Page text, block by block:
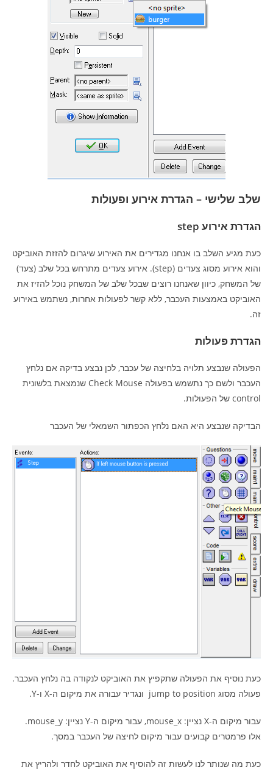
שלב שלישי – הגדרת אירוע ופעולות
הגדרת אירוע step
כעת מגיע השלב בו אנחנו מגדירים את האירוע שיגרום להזזת האוביקט
והוא אירוע מסוג צעדים (step). אירוע צעדים מתרחש בכל שלב (צעד)
של המשחק, כיוון שאנחנו רוצים שבכל שלב של המשחק נוכל להזיז את
האוביקט באמצעות העכבר, ללא קשר לפעולות אחרות, נשתמש באירוע
זה.
הגדרת פעולות
הפעולה שנבצע תלויה בלחיצה של עכבר, לכן נבצע בדיקה אם נלחץ
העכבר ולשם כך נתשמש בפעולה Check Mouse שנמצאת בלשונית
control של הפעולות.
הבדיקה שנבצע היא האם נלחץ הכפתור השמאלי של העכבר
כעת נוסיף את הפעולה שתקפיץ את האוביקט לנקודה בה נלחץ העכבר.
פעולה מסוג jump to position ונגדיר עבורה את מיקום ה-X ו-Y.
עבור מיקום ה-X נציין: mouse_x, עבור מיקום ה-Y נציין: mouse_y.
אלו פרמטרים קבועים עבור מיקום לחיצה של העכבר במסך.
כעת מה שנותר לנו לעשות זה להוסיף את האוביקט לחדר ולהריץ את